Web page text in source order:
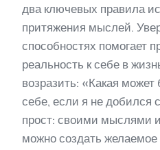
два ключевых правила
притяжения мыслей.
способностях помогает
реальность к себе в
возразить: «Какая может
себе, если я не добился
прост: своими мыслями
можно создать